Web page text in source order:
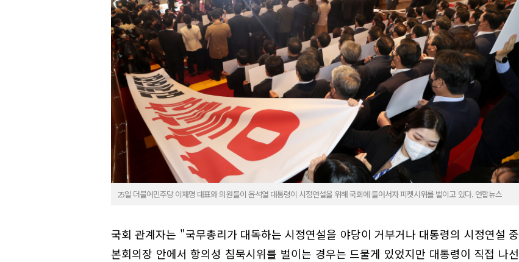
25일 더불어민주당 이재명 대표와 의원들이 윤석열 대통령이 시정연설을 위해 국회에 들어서자 피켓시위를 벌이고 있다. 연합뉴스
국회 관계자는 "국무총리가 대독하는 시정연설을 야당이 거부거나 대통령의 시정연설 중
본회의장 안에서 항의성 침묵시위를 벌이는 경우는 드물게 있었지만 대통령이 직접 나선